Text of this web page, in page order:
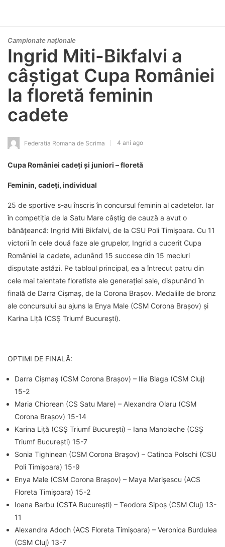
Campionate naționale
Ingrid Miti-Bikfalvi a
câștigat Cupa României
la floretă feminin
cadete
Federatia Romana de Scrima 4 ani ago
Cupa României cadeți și juniori – floretă
Feminin, cadeți, individual
25 de sportive s-au înscris în concursul feminin al cadetelor. Iar
în competiția de la Satu Mare câștig de cauză a avut o
bănățeancă: Ingrid Miti Bikfalvi, de la CSU Poli Timișoara. Cu 11
victorii în cele două faze ale grupelor, Ingrid a cucerit Cupa
României la cadete, adunând 15 succese din 15 meciuri
disputate astăzi. Pe tabloul principal, ea a întrecut patru din
cele mai talentate floretiste ale generației sale, dispunând în
finală de Darra Cișmaș, de la Corona Brașov. Medaliile de bronz
ale concursului au ajuns la Enya Male (CSM Corona Brașov) și
Karina Liță (CSȘ Triumf București).
OPTIMI DE FINALĂ:
Darra Cișmaș (CSM Corona Brașov) – Ilia Blaga (CSM Cluj)
15-2
Maria Chiorean (CS Satu Mare) – Alexandra Olaru (CSM
Corona Brașov) 15-14
Karina Liță (CSȘ Triumf București) – Iana Manolache (CSȘ
Triumf București) 15-7
Sonia Tighinean (CSM Corona Brașov) – Catinca Polschi (CSU
Poli Timișoara) 15-9
Enya Male (CSM Corona Brașov) – Maya Marișescu (ACS
Floreta Timișoara) 15-2
Ioana Barbu (CSTA București) – Teodora Sipoș (CSM Cluj) 13-
11
Alexandra Adoch (ACS Floreta Timișoara) – Veronica Burdulea
(CSM Cluj) 13-7